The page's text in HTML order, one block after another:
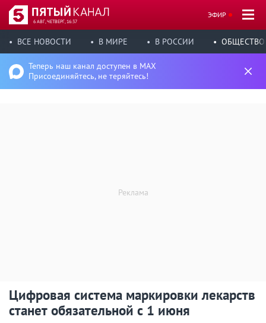
6 АВГ, ЧЕТВЕРГ, 16:37
ЭФИР
ВСЕ НОВОСТИ В МИРЕ В РОССИИ ОБЩЕСТВО
Теперь наш канал доступен в MAX
Присоединяйтесь, не теряйтесь!
Цифровая система маркировки лекарств
станет обязательной с 1 июня